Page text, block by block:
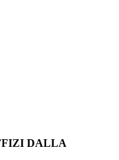
DALLA